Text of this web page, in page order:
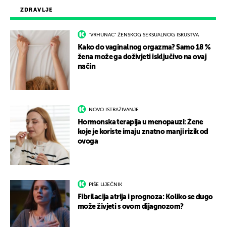
ZDRAVLJE
"VRHUNAC" ŽENSKOG SEKSUALNOG ISKUSTVA
Kako do vaginalnog orgazma? Samo 18 %
žena može ga doživjeti isključivo na ovaj
način
NOVO ISTRAŽIVANJE
Hormonska terapija u menopauzi: Žene
koje je koriste imaju znatno manji rizik od
ovoga
PIŠE LIJEČNIK
Fibrilacija atrija i prognoza: Koliko se dugo
može živjeti s ovom dijagnozom?